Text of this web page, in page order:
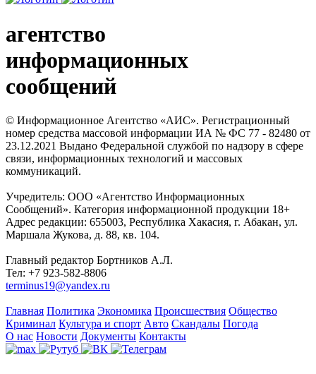
агентство
информационных
сообщений
© Информационное Агентство «АИС». Регистрационный
номер средства массовой информации ИА № ФС 77 - 82480 от
23.12.2021 Выдано Федеральной службой по надзору в сфере
связи, информационных технологий и массовых
коммуникаций.
Учредитель: ООО «Агентство Информационных
Сообщений». Категория информационной продукции 18+
Адрес редакции: 655003, Республика Хакасия, г. Абакан, ул.
Маршала Жукова, д. 88, кв. 104.
Главный редактор Бортников А.Л.
Тел: +7 923-582-8806
terminus19@yandex.ru
Главная Политика Экономика Происшествия Общество
Криминал Культура и спорт Авто Скандалы Погода
О нас Новости Документы Контакты